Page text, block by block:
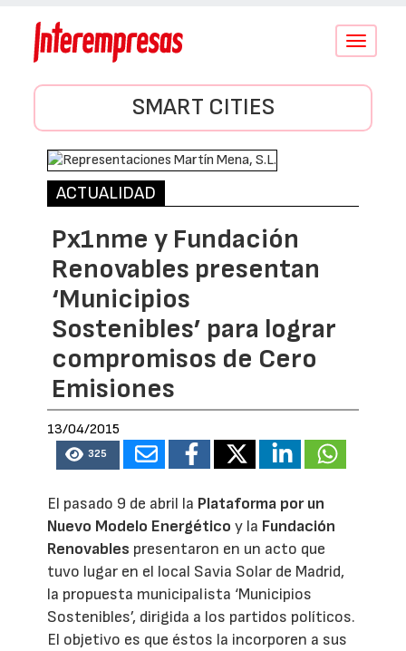
Conmutar
SMART CITIES
ACTUALIDAD
Px1nme y Fundación
Renovables presentan
‘Municipios
Sostenibles’ para lograr
compromisos de Cero
Emisiones
13/04/2015
325
El pasado 9 de abril la Plataforma por un
Nuevo Modelo Energético y la Fundación
Renovables presentaron en un acto que
tuvo lugar en el local Savia Solar de Madrid,
la propuesta municipalista ‘Municipios
Sostenibles’, dirigida a los partidos políticos.
El objetivo es que éstos la incorporen a sus